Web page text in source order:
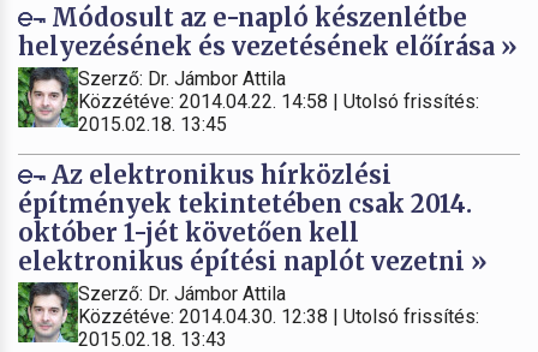
Módosult az e-napló készenlétbe
helyezésének és vezetésének előírása »
Szerző: Dr. Jámbor Attila
Közzétéve: 2014.04.22. 14:58 | Utolsó frissítés:
2015.02.18. 13:45
Az elektronikus hírközlési
építmények tekintetében csak 2014.
október 1-jét követően kell
elektronikus építési naplót vezetni »
Szerző: Dr. Jámbor Attila
Közzétéve: 2014.04.30. 12:38 | Utolsó frissítés:
2015.02.18. 13:43